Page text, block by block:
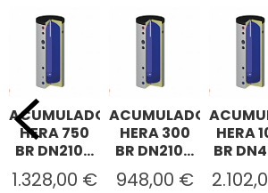
ACUMULADOR
HERA 750
BR DN210...
1.328,00 €
ACUMULADOR
HERA 300
BR DN210...
948,00 €
HERA
BR